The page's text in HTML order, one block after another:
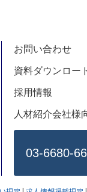
お問い合わせ
資料ダウンロー
採用情報
人材紹介会社様
03-6680-